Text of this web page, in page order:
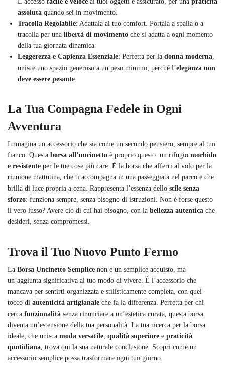
assoluta quando sei in movimento.
Tracolla Regolabile: Adattala al tuo comfort. Portala a spalla o a
tracolla per una libertà di movimento che si adatta a ogni momento
della tua giornata dinamica.
Leggerezza e Capienza Essenziale: Perfetta per la donna moderna
unisce uno spazio generoso a un peso minimo, perché l’eleganza non
deve essere pesante
La Tua Compagna Fedele in Ogni
Avventura
Immagina un accessorio che sia come un secondo pensiero, sempre al tuo
fianco. Questa borsa all’uncinetto è proprio questo: un rifugio morbido
e resistente per le tue cose più care. È la borsa che afferri al volo per la
riunione mattutina, che ti accompagna in una passeggiata nel parco e che
brilla di luce propria a cena. Rappresenta l’essenza dello stile senza
sforzo: funziona sempre, senza bisogno di istruzioni. Non è forse questo
il vero lusso? Avere ciò di cui hai bisogno, con la bellezza autentica che
desideri, senza compromessi.
Trova il Tuo Nuovo Punto Fermo
La Borsa Uncinetto Semplice non è un semplice acquisto, ma
un’aggiunta significativa al tuo modo di vivere. È l’accessorio che
mancava per sentirti organizzata e stilisticamente completa, con quel
tocco di autenticità artigianale che fa la differenza. Perfetta per chi
cerca funzionalità senza rinunciare a un’estetica curata, questa borsa
diventa un’estensione della tua personalità. La tua ricerca per la borsa
ideale, che unisca moda versatile qualità superiore e praticità
quotidiana , trova qui la sua naturale conclusione. Scopri come un
accessorio semplice possa trasformare ogni tuo giorno.